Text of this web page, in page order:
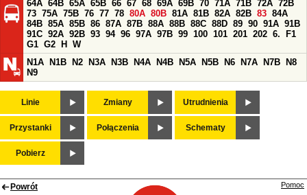
64A 64B 65A 65B 66 67 68 69A 69B 70 71A 71B 72A 72B
73 75A 75B 76 77 78 80A 80B 81A 81B 82A 82B 83 84A
84B 85A 85B 86 87A 87B 88A 88B 88C 88D 89 90 91A 91B
91C 92A 92B 93 94 96 97A 97B 99 100 101 201 202 6.
F1
G1 G2 H
W
N1A
N1B N2 N3A N3B N4A N4B N5A N5B N6 N7A N7B
N8
N9
Linie Zmiany Utrudnienia
Przystanki Połączenia Schematy
Pobierz
Powrót Pomoc